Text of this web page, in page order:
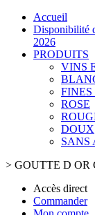
Accueil
Disponibilité
2026
PRODUITS
VINS
ROSE
DOUX
SANS
> GOUTTE D OR
Accès direct
Commander